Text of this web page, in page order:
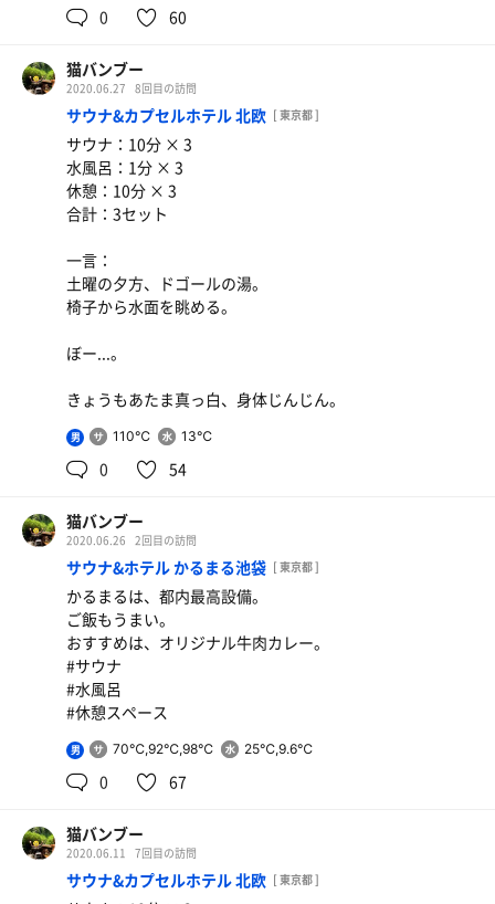
0
60
猫バンブー
2020.06.27 8回目の訪問
サウナ&カプセルホテル 北欧 [ 東京都 ]
サウナ：10分 × 3
水風呂：1分 × 3
休憩：10分 × 3
合計：3セット
一言：
土曜の夕方、ドゴールの湯。
椅子から水面を眺める。
ぼー...。
きょうもあたま真っ白、身体じんじん。
男 110℃ 13℃
0 54
猫バンブー
2020.06.26 2回目の訪問
サウナ&ホテル かるまる池袋 [ 東京都 ]
かるまるは、都内最高設備。
ご飯もうまい。
おすすめは、オリジナル牛肉カレー。
#サウナ
#水風呂
#休憩スペース
男 70℃,92℃,98℃ 25℃,9.6℃
0 67
猫バンブー
2020.06.11 7回目の訪問
サウナ&カプセルホテル 北欧 [ 東京都 ]